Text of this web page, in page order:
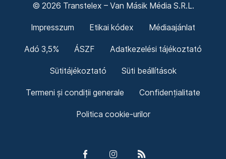
© 2026 Transtelex – Van Másik Média S.R.L.
Impresszum Etikai kódex Médiaajánlat
Adó 3,5% ÁSZF Adatkezelési tájékoztató
Sütitájékoztató Süti beállítások
Termeni și condiții generale Confidențialitate
Politica cookie-urilor